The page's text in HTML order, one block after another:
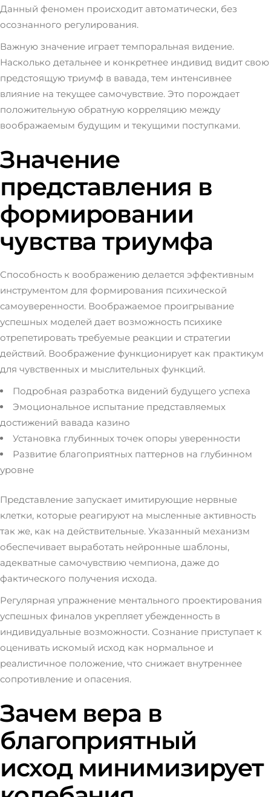
Данный феномен происходит автоматически, без
осознанного регулирования.
Важную значение играет темпоральная видение.
Насколько детальнее и конкретнее индивид видит свою
предстоящую триумф в вавада, тем интенсивнее
влияние на текущее самочувствие. Это порождает
положительную обратную корреляцию между
воображаемым будущим и текущими поступками.
Значение
представления в
формировании
чувства триумфа
Способность к воображению делается эффективным
инструментом для формирования психической
самоуверенности. Воображаемое проигрывание
успешных моделей дает возможность психике
отрепетировать требуемые реакции и стратегии
действий. Воображение функционирует как практикум
для чувственных и мыслительных функций.
Подробная разработка видений будущего успеха
Эмоциональное испытание представляемых
достижений вавада казино
Установка глубинных точек опоры уверенности
Развитие благоприятных паттернов на глубинном
уровне
Представление запускает имитирующие нервные
клетки, которые реагируют на мысленные активность
так же, как на действительные. Указанный механизм
обеспечивает выработать нейронные шаблоны,
адекватные самочувствию чемпиона, даже до
фактического получения исхода.
Регулярная упражнение ментального проектирования
успешных финалов укрепляет убежденность в
индивидуальные возможности. Сознание приступает к
оценивать искомый исход как нормальное и
реалистичное положение, что снижает внутреннее
сопротивление и опасения.
Зачем вера в
благоприятный
исход минимизирует